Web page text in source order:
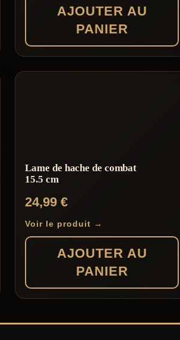
AJOUTER AU
PANIER
Lame de hache de combat
15.5 cm
24,99 €
Voir le produit →
AJOUTER AU
PANIER